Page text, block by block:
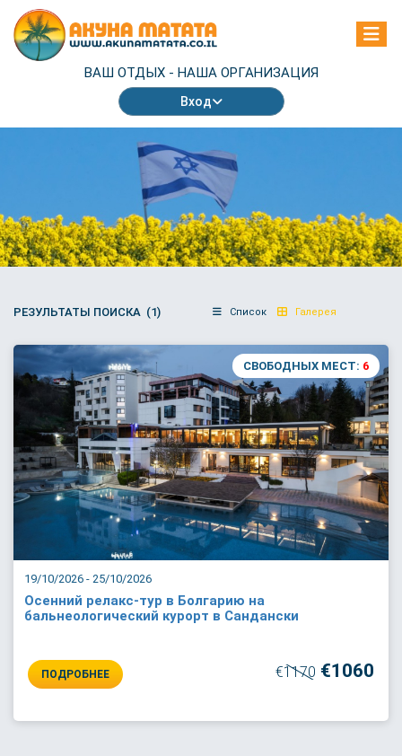
ВАШ ОТДЫХ - НАША ОРГАНИЗАЦИЯ
Вход
РЕЗУЛЬТАТЫ ПОИСКА (1) Список Галерея
19/10/2026 - 25/10/2026
СВОБОДНЫХ МЕСТ: 6
Осенний релакс-тур в Болгарию на
бальнеологический курорт в Сандански
ПОДРОБНЕЕ €1170 €1060